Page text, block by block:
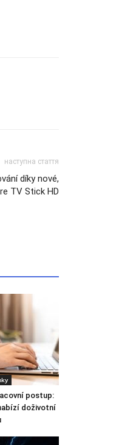
наступна стаття
díky nové,
TV Stick HD
postup:
doživotní